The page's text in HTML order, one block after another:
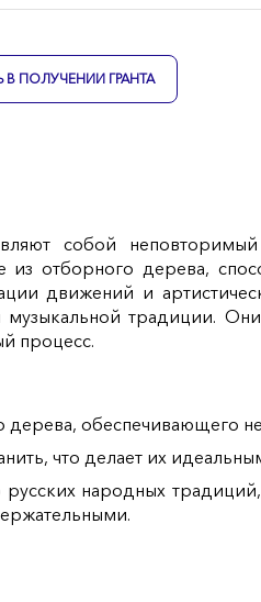
ПОЛУЧЕНИИ ГРАНТА
собой
из отборного дерева,
движений и
музыкальной традиции.
процесс.
дерева, обеспечивающего
что делает их
народных